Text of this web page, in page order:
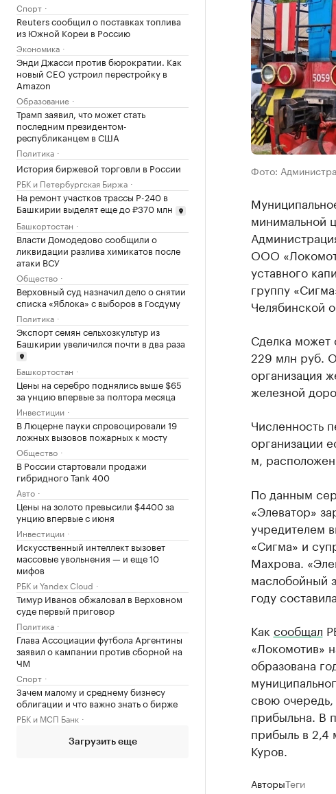
Спорт
Reuters сообщил о поставках топлива
из Южной Кореи в Россию
Экономика
Энди Джасси против бюрократии. Как
новый CEO устроил перестройку в
Amazon
Образование
Трамп заявил, что может стать
последним президентом-
республиканцем в США
Политика
История биржевой торговли в России
РБК и Петербургская Биржа
На ремонт участков трассы Р-240 в
Башкирии выделят еще до ₽370 млн
Башкортостан
Власти Домодедово сообщили о
ликвидации разлива химикатов после
атаки ВСУ
Общество
Верховный суд назначил дело о снятии
списка «Яблока» с выборов в Госдуму
Политика
Экспорт семян сельхозкультур из
Башкирии увеличился почти в два раза
Башкортостан
Цены на серебро поднялись выше $65
за унцию впервые за полтора месяца
Инвестиции
В Люцерне пауки спровоцировали 19
ложных вызовов пожарных к мосту
Общество
В России стартовали продажи
гибридного Tank 400
Авто
Цены на золото превысили $4400 за
унцию впервые с июня
Инвестиции
Искусственный интеллект вызовет
массовые увольнения — и еще 10
мифов
РБК и Yandex Cloud
Тимур Иванов обжаловал в Верховном
суде первый приговор
Политика
Глава Ассоциации футбола Аргентины
заявил о кампании против сборной на
ЧМ
Спорт
Зачем малому и среднему бизнесу
облигации и что важно знать о бирже
РБК и МСП Банк
Загрузить еще
Фото:
минимальной
ООО
уставного
группу
Челябинской
Сделка может
229 млн руб.
организация
железной
Численность
организации
м,
По данным
«Элеватор»
учредителем
«Сигма» и
Махрова.
маслобойный
году
Как сообщал
«Локомотив»
образована
свою
прибыльна. В
прибыль в 2,4
Куров.
АвторыТеги